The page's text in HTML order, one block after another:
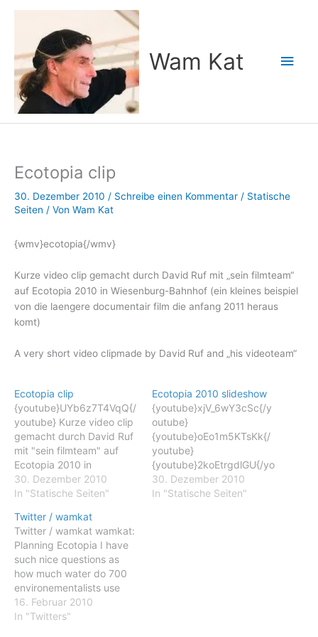
Wam Kat
Ecotopia clip
30. Dezember 2010 / Schreibe einen Kommentar / Statische
Seiten / Von Wam Kat
{wmv}ecotopia{/wmv}
Kurze video clip gemacht durch David Ruf mit „sein filmteam“
auf Ecotopia 2010 in Wiesenburg-Bahnhof (ein kleines beispiel
von die laengere documentair film die anfang 2011 heraus
komt)
A very short video clipmade by David Ruf and „his videoteam“
Ecotopia clip
{youtube}UYb6z7T4VqQ{/
youtube} Kurze video clip
gemacht durch David Ruf
mit "sein filmteam" auf
Ecotopia 2010 in
Wiesenburg-Bahnhof (ein
kleines beispiel von die
die anfang 2011 heraus
komt) A very short video
clipmade by David Ruf
and "his videoteam"
30. Dezember 2010
In "Statische Seiten"
Ecotopia 2010 slideshow
{youtube}xjV_6wY3cSc{/y
outube}
{youtube}oEo1m5KTsKk{/
youtube}
{youtube}2koEtrgdlGU{/yo
utube}
{youtube}hrk5Tcl0uOk{/y
30. Dezember 2010
In "Statische Seiten"
Twitter / wamkat
Twitter / wamkat wamkat:
Planning Ecotopia I have
such nice questions as
how much water do 700
environementalists use
per day and how many
compost toilets, etc.
16. Februar 2010
In "Twitters"